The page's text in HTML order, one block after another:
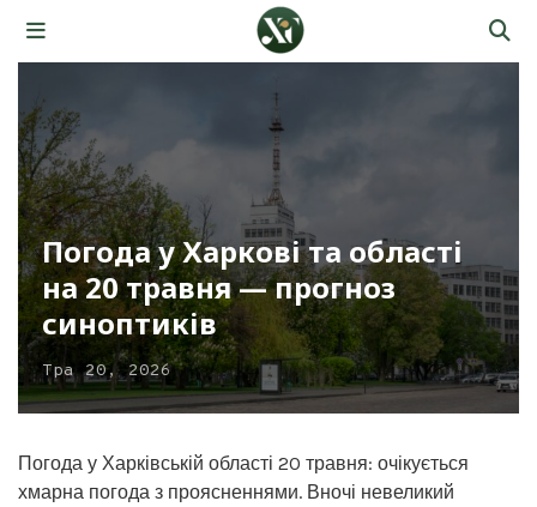
Погода у Харкові та області
на 20 травня — прогноз
синоптиків
Тра 20, 2026
Погода у Харківській області 20 травня: очікується
хмарна погода з проясненнями. Вночі невеликий